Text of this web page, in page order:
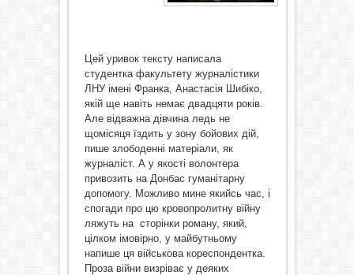
Цей уривок тексту написала
студентка факультету журналістики
ЛНУ імені Франка, Анастасія Шибіко,
якій ще навіть немає двадцяти років.
Але відважна дівчина ледь не
щомісяця їздить у зону бойових дій,
пише злободенні матеріали, як
журналіст. А у якості волонтера
привозить на Донбас гуманітарну
допомогу. Можливо мине якийсь час, і
спогади про цю кровопролитну війну
ляжуть на сторінки роману, який,
цілком імовірно, у майбутньому
напише ця військова кореспондентка.
Проза війни визріває у деяких